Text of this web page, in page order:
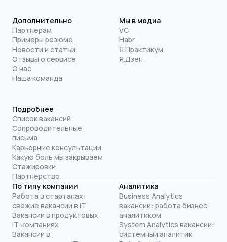
Дополнительно
Партнерам
Примеры резюме
Новости и статьи
Отзывы о сервисе
О нас
Наша команда
Мы в медиа
VC
Habr
Я.Практикум
Я.Дзен
Подробнее
Список вакансий
Сопроводительные
письма
Карьерные консультации
Какую боль мы закрываем
Стажировки
Партнерство
По типу компании
Работа в стартапах:
свежие вакансии в IT
Вакансии в продуктовых
IT-компаниях
Вакансии в
Аналитика
Business Analytics
вакансии: работа бизнес-
аналитиком
System Analytics вакансии:
системный аналитик